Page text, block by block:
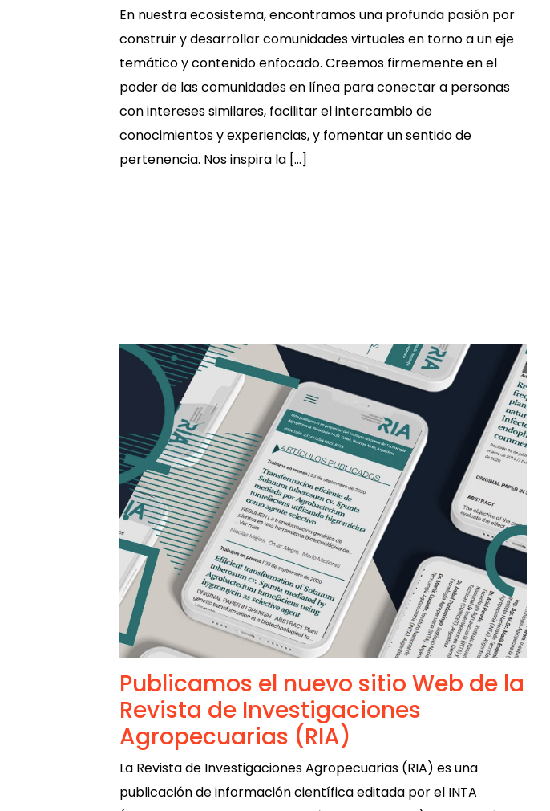
En nuestra ecosistema, encontramos una profunda pasión por
construir y desarrollar comunidades virtuales en torno a un eje
temático y contenido enfocado. Creemos firmemente en el
poder de las comunidades en línea para conectar a personas
con intereses similares, facilitar el intercambio de
conocimientos y experiencias, y fomentar un sentido de
pertenencia. Nos inspira la […]
Publicamos el nuevo sitio Web de la
Revista de Investigaciones
Agropecuarias (RIA)
La Revista de Investigaciones Agropecuarias (RIA) es una
publicación de información científica editada por el INTA